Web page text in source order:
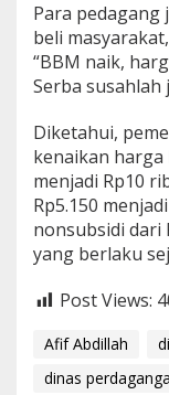
Para pedagang
beli
“BBM naik,
Serba susahlah
Diketahui,
kenaikan harga
menjadi Rp10
Rp5.150
nonsubsidi dari
yang berlaku
Post Views:
Afif Abdillah
dinas